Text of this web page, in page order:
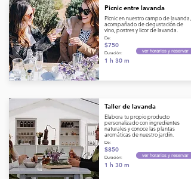
Picnic entre lavanda
Picnic en nuestro campo de lavanda,
acompañado de degustación de
vino, postres y licor de lavanda.
ver horarios y reservar
De:
$750
Duración:
1 h 30 m
Taller de lavanda
Elabora tu propio producto
personalizado con ingredientes
naturales y conoce las plantas
aromáticas de nuestro jardín.
ver horarios y reservar
De:
$850
Duración:
1 h 30 m